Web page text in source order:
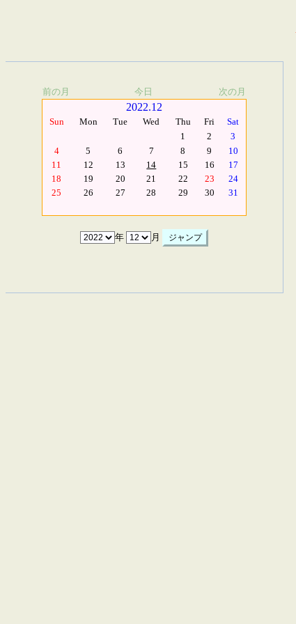
前の月 今日 次の月
2022.12
Sun Mon Tue Wed Thu Fri
Sat
1
2
3
4
5 6 7 8 9
10
11
12 13 14 15 16
17
18
19 20 21 22 23
24
25
26 27 28 29 30 31
年 月